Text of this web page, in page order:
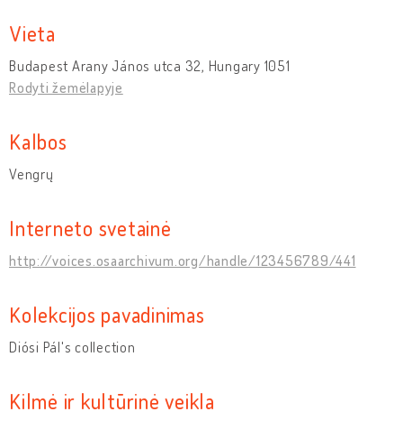
Vieta
Budapest Arany János utca 32, Hungary 1051
Rodyti žemėlapyje
Kalbos
Vengrų
Interneto svetainė
http://voices.osaarchivum.org/handle/123456789/441
Kolekcijos pavadinimas
Diósi Pál's collection
Kilmė ir kultūrinė veikla